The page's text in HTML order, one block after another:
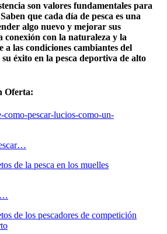
son valores fundamentales para
que cada día de pesca es una
algo nuevo y mejorar sus
conexión con la naturaleza y la
a las condiciones cambiantes del
éxito en la pesca deportiva de alto
Oferta: